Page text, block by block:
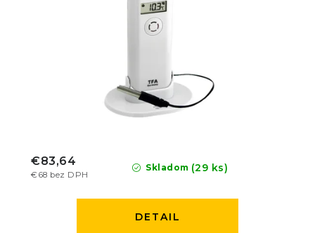
Skladom (29 ks)
€68 bez DPH
€83,64
DETAIL